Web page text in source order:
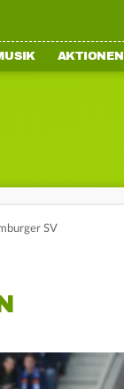
AKTIONEN
SV